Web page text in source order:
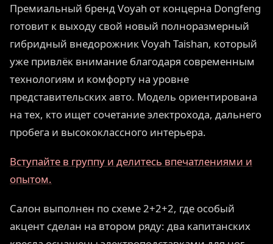
Премиальный бренд Voyah от концерна Dongfeng
готовит к выходу свой новый полноразмерный
гибридный внедорожник Voyah Taishan, который
уже привлёк внимание благодаря современным
технологиям и комфорту на уровне
представительских авто. Модель ориентирована
на тех, кто ищет сочетание электрохода, дальнего
пробега и высококлассного интерьера.
Вступайте в группу и делитесь впечатлениями и
опытом.
Салон выполнен по схеме 2+2+2, где особый
акцент сделан на втором ряду: два капитанских